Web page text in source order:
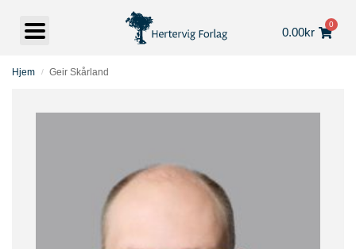
0.00kr
0
Hjem / Geir Skårland